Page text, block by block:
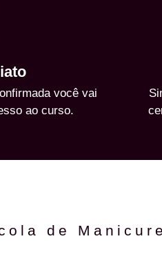
você vai
ao curso.
de Manicure